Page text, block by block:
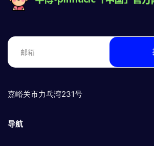
嘉峪关市力乓湾231号
导航